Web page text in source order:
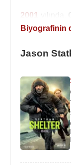
2001
Soldiers
hasılatı
karakterini
2002
çekilen
baş rolü
sanatları
olacak ve
Transporter
Biyografinin
Jason